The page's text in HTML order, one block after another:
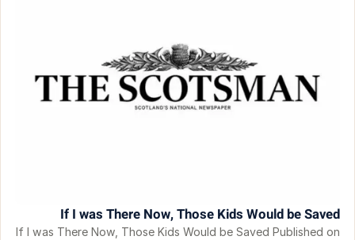
If I was There Now, Those Kids Would be Saved
If I was There Now, Those Kids Would be Saved Published on